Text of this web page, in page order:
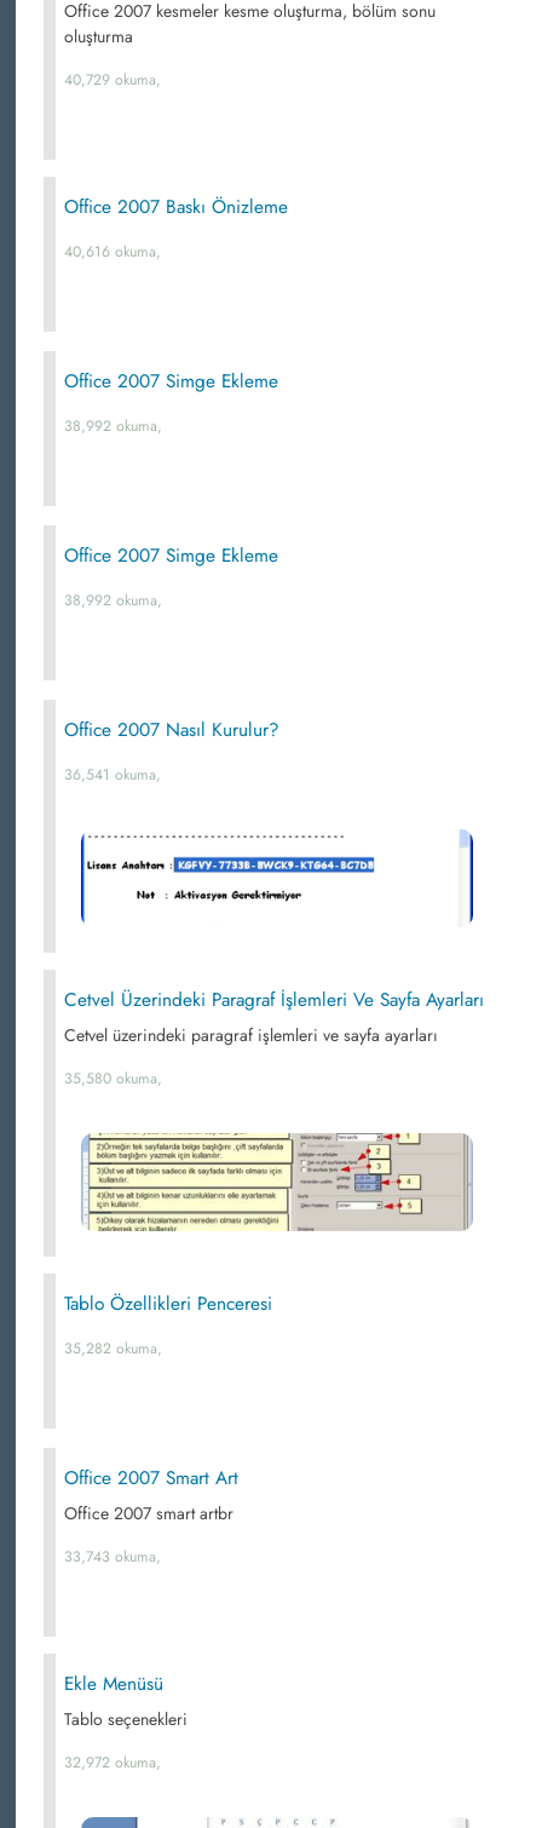
Office 2007 kesmeler kesme oluşturma, bölüm sonu
oluşturma
40,729 okuma,
Office 2007 Baskı Önizleme
40,616 okuma,
Office 2007 Simge Ekleme
38,992 okuma,
Office 2007 Simge Ekleme
38,992 okuma,
Office 2007 Nasıl Kurulur?
36,541 okuma,
Cetvel Üzerindeki Paragraf İşlemleri Ve Sayfa Ayarları
Cetvel üzerindeki paragraf işlemleri ve sayfa ayarları
35,580 okuma,
Tablo Özellikleri Penceresi
35,282 okuma,
Office 2007 Smart Art
Office 2007 smart artbr
33,743 okuma,
Ekle Menüsü
Tablo seçenekleri
32,972 okuma,